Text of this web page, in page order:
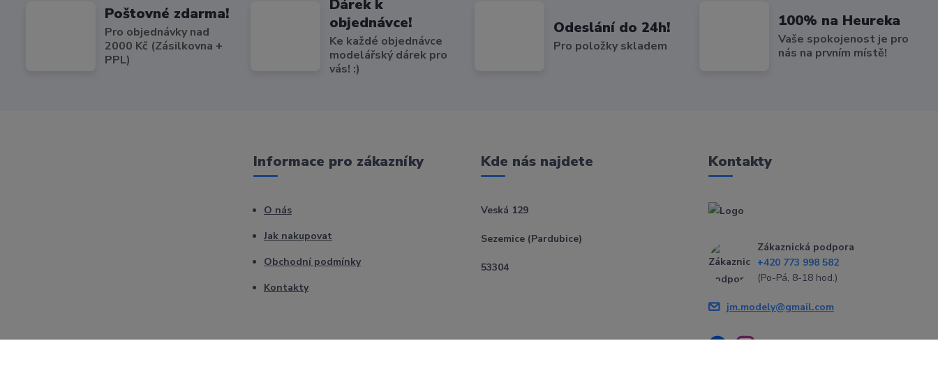
Poštovné zdarma!
Pro objednávky nad
2000 Kč (Zásilkovna +
PPL)
Dárek k
objednávce!
Ke každé objednávce
modelářský dárek pro
vás! :)
Odeslání do 24h!
Pro položky skladem
100% na Heureka
Vaše spokojenost je pro
nás na prvním místě!
Informace pro zákazníky
O nás
Jak nakupovat
Obchodní podmínky
Kontakty
Kde nás najdete
Veská 129
Sezemice (Pardubice)
53304
Kontakty
Zákaznická podpora
+420 773 998 582
(Po-Pá, 8-18 hod.)
jm.modely@gmail.com